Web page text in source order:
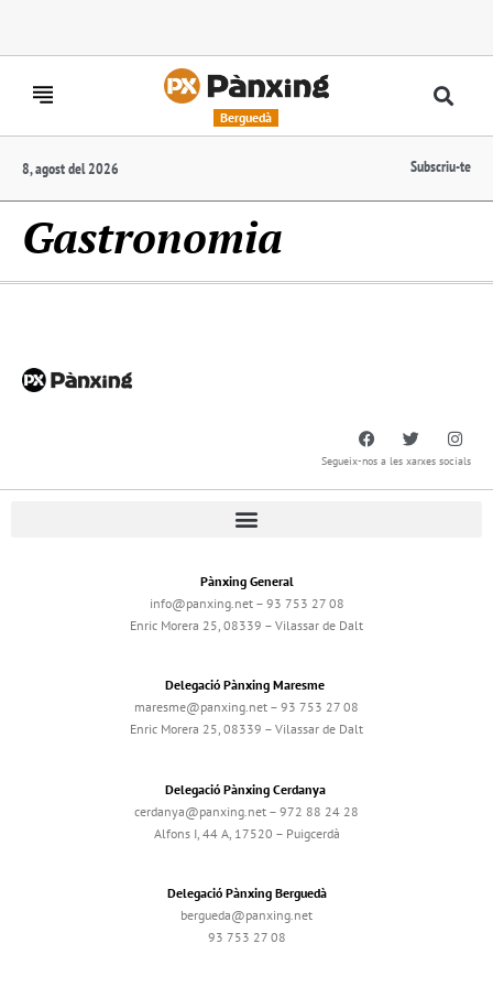
Berguedà
8, agost del 2026 Subscriu-te
Gastronomia
Segueix-nos a les xarxes socials
Pànxing General
info@panxing.net – 93 753 27 08
Enric Morera 25, 08339 – Vilassar de Dalt
Delegació Pànxing Maresme
maresme@panxing.net – 93 753 27 08
Enric Morera 25, 08339 – Vilassar de Dalt
Delegació Pànxing Cerdanya
cerdanya@panxing.net – 972 88 24 28
Alfons I, 44 A, 17520 – Puigcerdà
Delegació Pànxing Berguedà
bergueda@panxing.net
93 753 27 08